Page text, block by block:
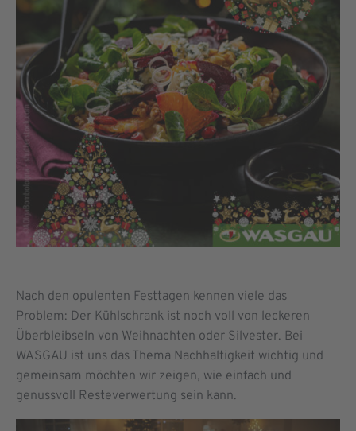
Nach den opulenten Festtagen kennen viele das
Problem: Der Kühlschrank ist noch voll von leckeren
Überbleibseln von Weihnachten oder Silvester. Bei
WASGAU ist uns das Thema Nachhaltigkeit wichtig und
gemeinsam möchten wir zeigen, wie einfach und
genussvoll Resteverwertung sein kann.